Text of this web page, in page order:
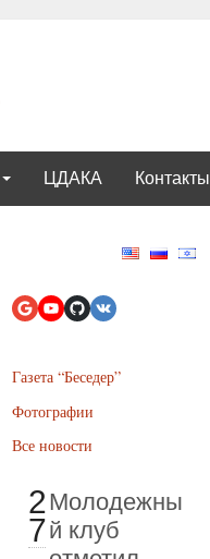
ЦДАКА Контакты
Газета “Беседер”
Фотографии
Все новости
2
7
Молодежны
й клуб